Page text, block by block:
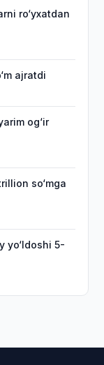
ro‘yxatdan
ajratdi
og‘ir
so‘mga
yo‘ldoshi 5-